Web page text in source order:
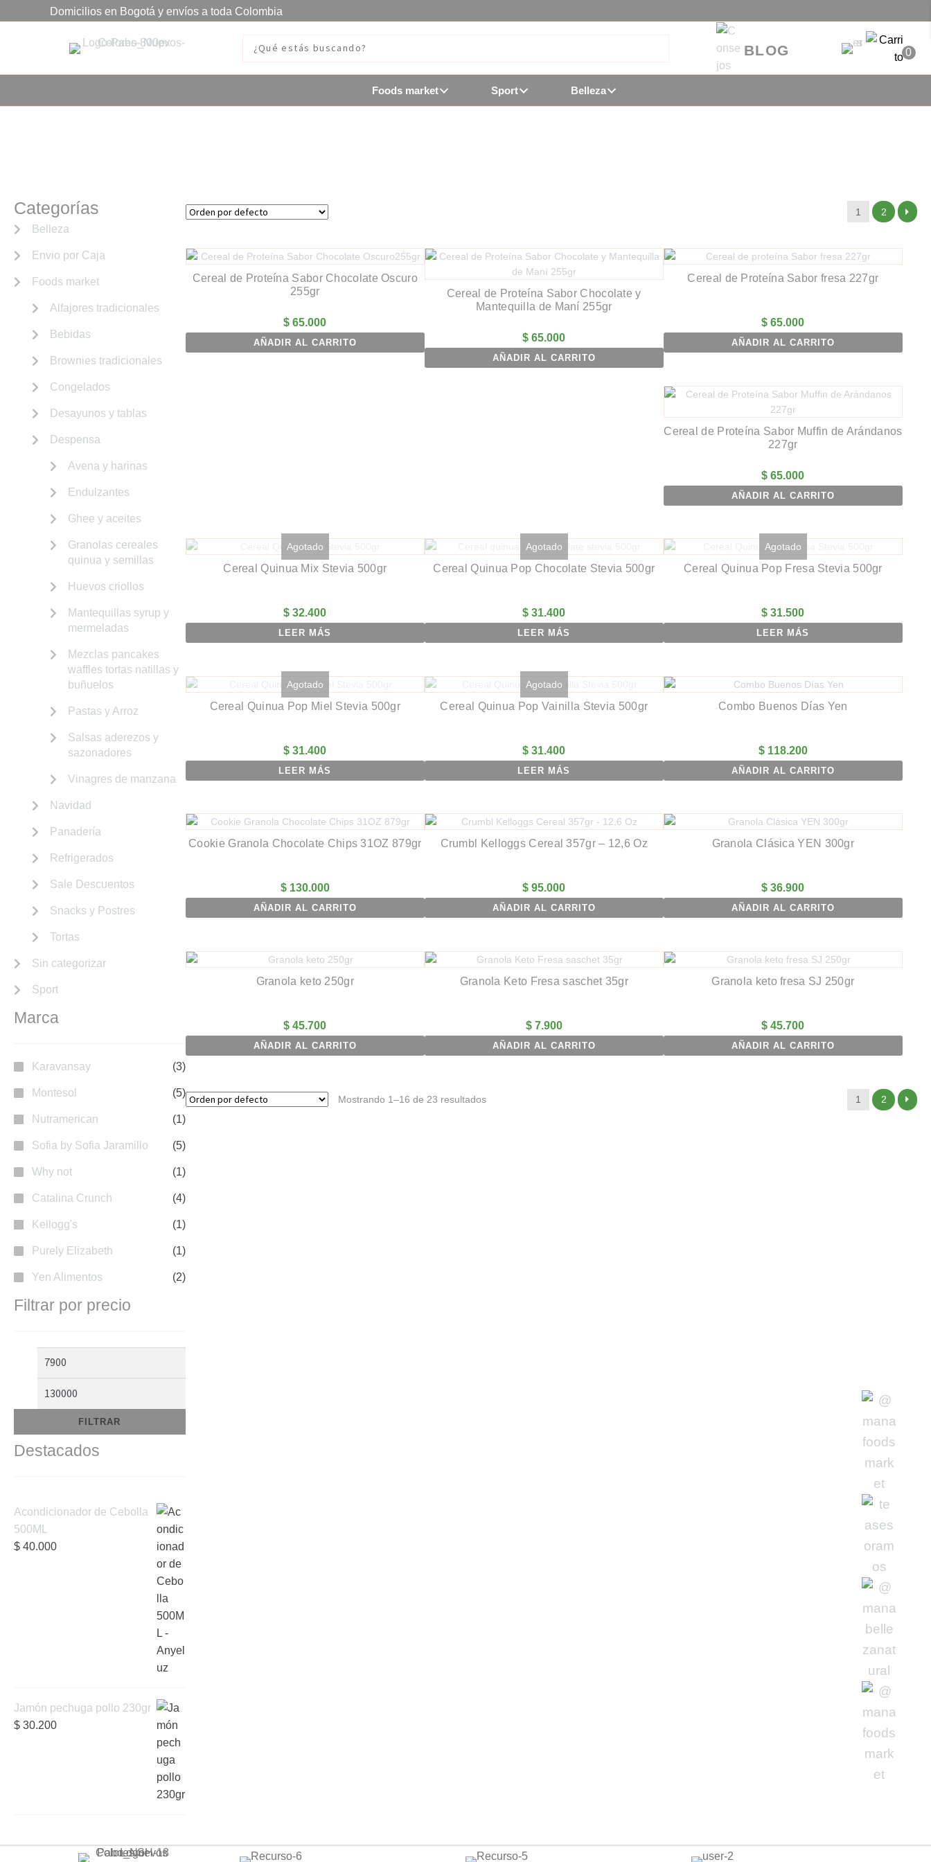
Domicilios en Bogotá y envíos a toda Colombia
BLOG 0
Foods market Sport Belleza
Categorías
Belleza
Envio por Caja
Foods market
Alfajores tradicionales
Bebidas
Brownies tradicionales
Congelados
Desayunos y tablas
Despensa
Avena y harinas
Endulzantes
Ghee y aceites
Granolas cereales
quinua y semillas
Huevos criollos
Mantequillas syrup y
mermeladas
Mezclas pancakes
waffles tortas natillas y
buñuelos
Pastas y Arroz
Salsas aderezos y
sazonadores
Vinagres de manzana
Navidad
Panadería
Refrigerados
Sale Descuentos
Snacks y Postres
Tortas
Sin categorizar
Sport
Marca
Karavansay (3)
Montesol (5)
Nutramerican (1)
Sofia by Sofia Jaramillo (5)
Why not (1)
Catalina Crunch (4)
Kellogg's (1)
Purely Elizabeth (1)
Yen Alimentos (2)
Filtrar por precio
Precio
FILTRAR
Destacados
Acondicionador de Cebolla
500ML
$ 40.000
Jamón pechuga pollo 230gr
$ 30.200
1 2
Cereal de Proteína Sabor Chocolate Oscuro
255gr
$ 65.000
AÑADIR AL CARRITO
Cereal de Proteína Sabor Chocolate y
Mantequilla de Maní 255gr
$ 65.000
AÑADIR AL CARRITO
Cereal de Proteína Sabor fresa 227gr
$ 65.000
AÑADIR AL CARRITO
Cereal de Proteína Sabor Muffin de Arándanos
227gr
$ 65.000
AÑADIR AL CARRITO
Agotado
Cereal Quinua Mix Stevia 500gr
$ 32.400
LEER MÁS
Agotado
Cereal Quinua Pop Chocolate Stevia 500gr
$ 31.400
LEER MÁS
Agotado
Cereal Quinua Pop Fresa Stevia 500gr
$ 31.500
LEER MÁS
Agotado
Cereal Quinua Pop Miel Stevia 500gr
$ 31.400
LEER MÁS
Agotado
Cereal Quinua Pop Vainilla Stevia 500gr
$ 31.400
LEER MÁS
Combo Buenos Días Yen
$118.200
AÑADIR AL CARRITO
Cookie Granola Chocolate Chips 31OZ 879gr
$130.000
AÑADIR AL CARRITO
Crumbl Kelloggs Cereal 357gr – 12,6 Oz
$ 95.000
AÑADIR AL CARRITO
Granola Clásica YEN 300gr
$ 36.900
AÑADIR AL CARRITO
Granola keto 250gr
$ 45.700
AÑADIR AL CARRITO
Granola Keto Fresa saschet 35gr
$7.900
AÑADIR AL CARRITO
Granola keto fresa SJ 250gr
$ 45.700
AÑADIR AL CARRITO
Mostrando 1–16 de 23 resultados 1 2